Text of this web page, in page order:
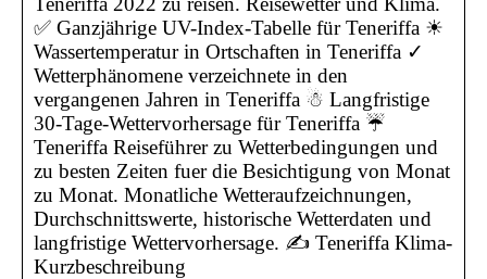
✅ Ganzjährige UV-Index-Tabelle für Teneriffa ☀
Wassertemperatur in Ortschaften in Teneriffa ✓
Wetterphänomene verzeichnete in den
vergangenen Jahren in Teneriffa ☃ Langfristige
30-Tage-Wettervorhersage für Teneriffa ☔
Teneriffa Reiseführer zu Wetterbedingungen und
zu besten Zeiten fuer die Besichtigung von Monat
zu Monat. Monatliche Wetteraufzeichnungen,
Durchschnittswerte, historische Wetterdaten und
langfristige Wettervorhersage. ✍ Teneriffa Klima-
Kurzbeschreibung